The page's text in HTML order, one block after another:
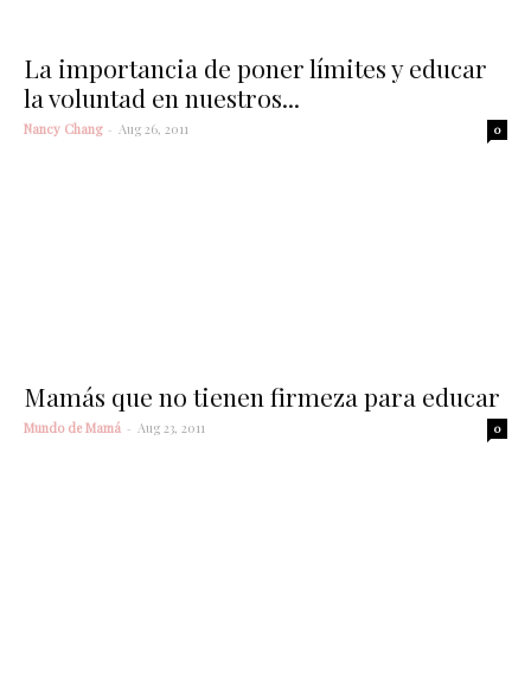
La importancia de poner límites y educar
la voluntad en nuestros...
Nancy Chang - Aug 26, 2011 0
Mamás que no tienen firmeza para educar
Mundo de Mamá - Aug 23, 2011 0